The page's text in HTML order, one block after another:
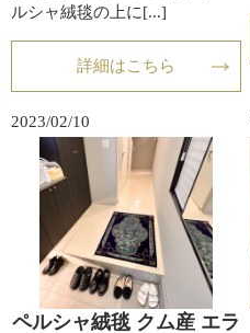
ルシャ絨毯の上に[...]
詳細はこちら
2023/02/10
ペルシャ絨毯 クム産 エラ